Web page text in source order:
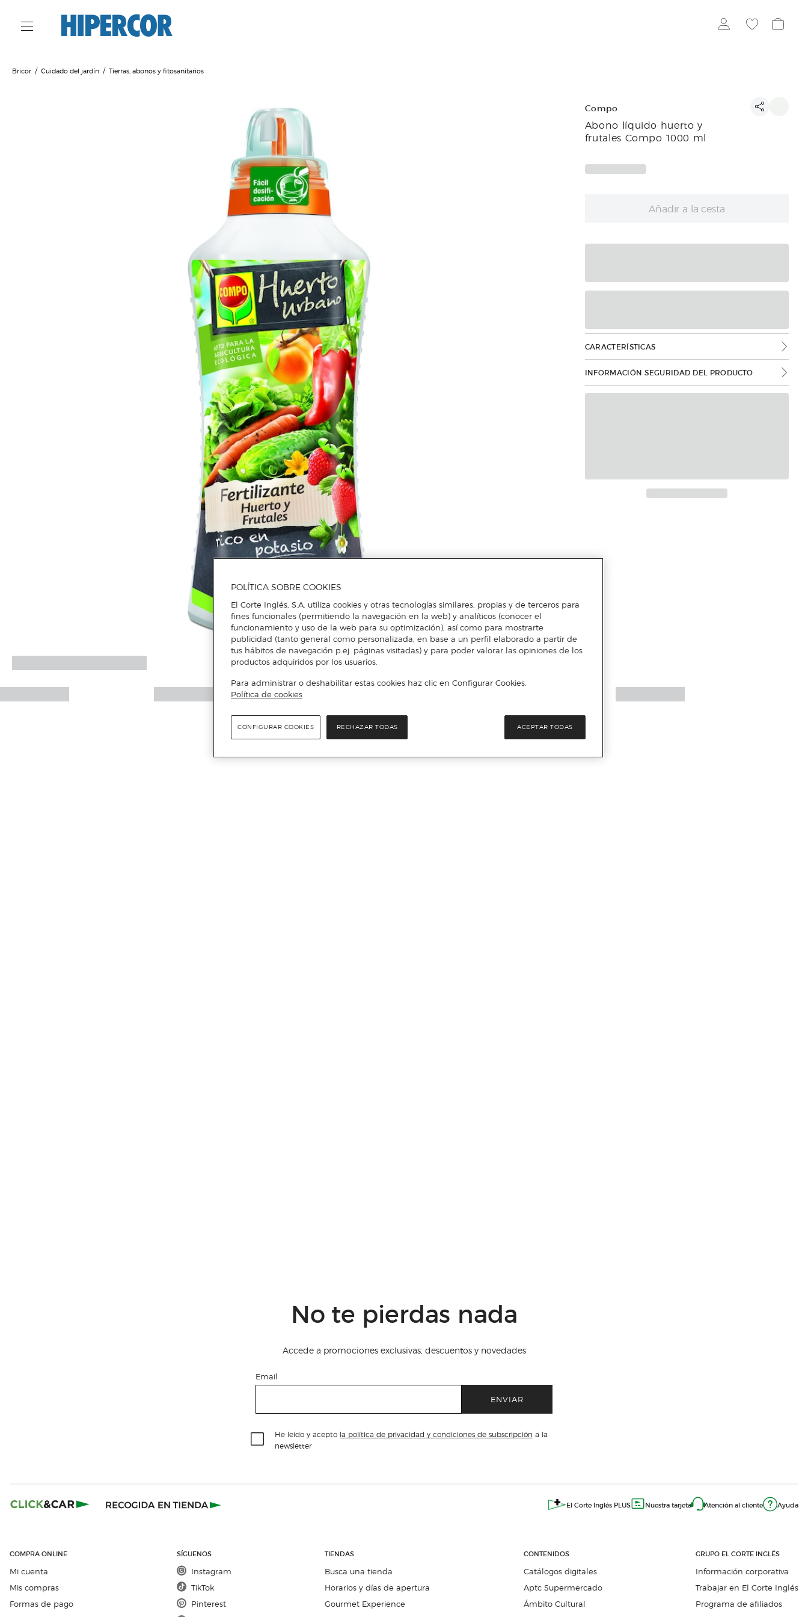
Bricor Cuidado del jardín Tierras, abonos y fitosanitarios
Compo
Abono líquido huerto y
frutales Compo 1000 ml
Añadir a la cesta
CARACTERÍSTICAS
INFORMACIÓN SEGURIDAD DEL PRODUCTO
No te pierdas nada
Accede a promociones exclusivas, descuentos y novedades
Email
ENVIAR
He leído y acepto la política de privacidad y condiciones de subscripción a la
newsletter
El Corte Inglés PLUS Nuestra tarjeta Atención al cliente Ayuda
COMPRA ONLINE
Mi cuenta
Mis compras
Formas de pago
SÍGUENOS
Instagram
TikTok
Pinterest
TIENDAS
Busca una tienda
Horarios y días de apertura
Gourmet Experience
CONTENIDOS
Catálogos digitales
Aptc Supermercado
Ámbito Cultural
GRUPO EL CORTE INGLÉS
Información corporativa
Trabajar en El Corte Inglés
Programa de afiliados
POLÍTICA SOBRE COOKIES
El Corte Inglés, S.A. utiliza cookies y otras tecnologías similares, propias y de terceros para
fines funcionales (permitiendo la navegación en la web) y analíticos (conocer el
funcionamiento y uso de la web para su optimización), así como para mostrarte
publicidad (tanto general como personalizada, en base a un perfil elaborado a partir de
tus hábitos de navegación p.ej. páginas visitadas) y para poder valorar las opiniones de los
productos adquiridos por los usuarios.
Para administrar o deshabilitar estas cookies haz clic en Configurar Cookies.
Política de cookies
RECHAZAR TODAS ACEPTAR TODAS
CONFIGURAR COOKIES